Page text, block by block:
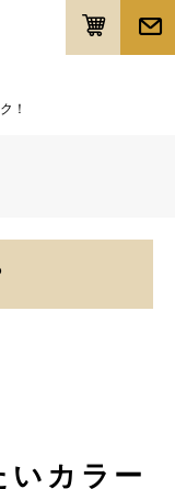
！
カラー